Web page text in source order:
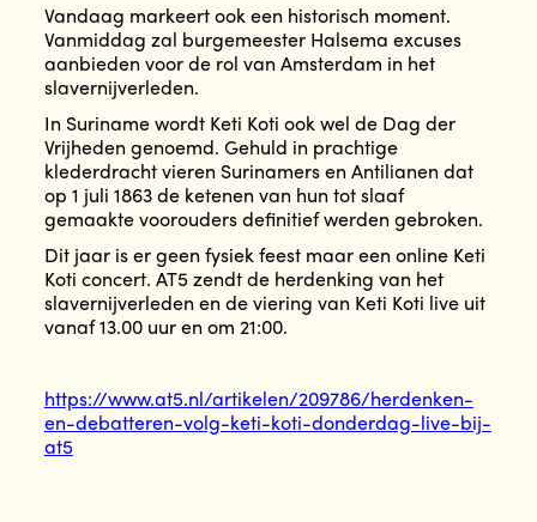
Vandaag markeert ook een historisch moment.
Vanmiddag zal burgemeester Halsema excuses
aanbieden voor de rol van Amsterdam in het
slavernijverleden.
In Suriname wordt Keti Koti ook wel de Dag der
Vrijheden genoemd. Gehuld in prachtige
klederdracht vieren Surinamers en Antilianen dat
op 1 juli 1863 de ketenen van hun tot slaaf
gemaakte voorouders definitief werden gebroken.
Dit jaar is er geen fysiek feest maar een online Keti
Koti concert. AT5 zendt de herdenking van het
slavernijverleden en de viering van Keti Koti live uit
vanaf 13.00 uur en om 21:00.
https://www.at5.nl/artikelen/209786/herdenken-
en-debatteren-volg-keti-koti-donderdag-live-bij-
at5